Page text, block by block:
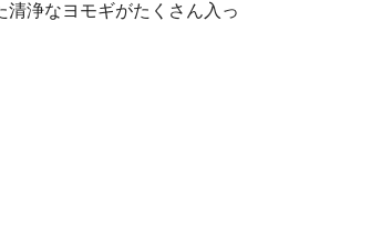
浄なヨモギがたくさん入っ